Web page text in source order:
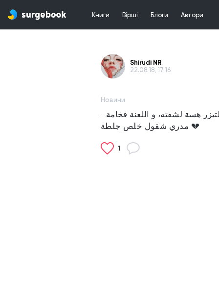
Книги Вірші Блоги Автори
Shirudi NR
22.08.18, 17:16
Новини
مدري شقول خلص جلطة 💔
1